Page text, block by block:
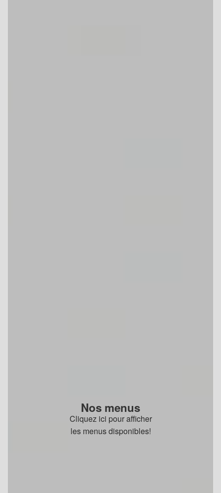
Nos menus
Cliquez ici pour afficher
les menus disponibles!